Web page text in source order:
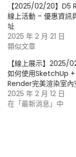
【2025/02/20】D5
線上活動 – 優惠資訊
址
2025 年 2 月 21 日
類似文章
【線上展示】2025/
如何使用SketchUp +
Render完美渲染室內
2025 年 2 月 12 日
在「最新消息」中